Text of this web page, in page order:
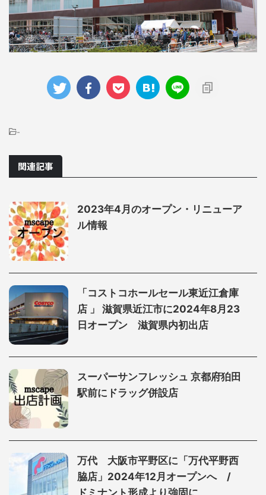
-
関連記事
2023年4月のオープン・リニューア
ル情報
「コストコホールセール東近江倉庫
店 」 滋賀県近江市に2024年8月23
日オープン 滋賀県内初出店
スーパーサンフレッシュ 京都府狛田
駅前にドラッグ併設店
万代 大阪市平野区に「万代平野西
脇店」2024年12月オープンへ /
ドミナント形成より強固に